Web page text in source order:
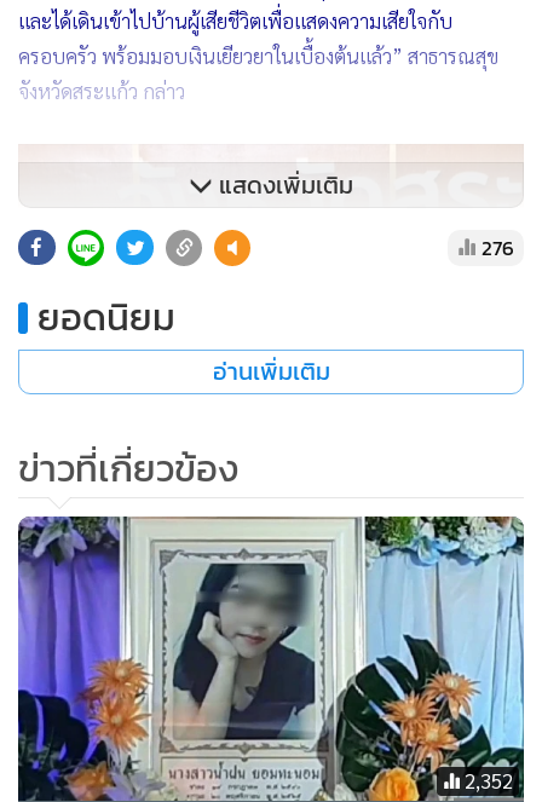
และได้เดินเข้าไปบ้านผู้เสียชีวิตเพื่อแสดงความเสียใจกับ
ครอบครัว พร้อมมอบเงินเยียวยาในเบื้องต้นแล้ว” สาธารณสุข
จังหวัดสระแก้ว กล่าว
แสดงเพิ่มเติม
276
ยอดนิยม
อ่านเพิ่มเติม
ข่าวที่เกี่ยวข้อง
2,352